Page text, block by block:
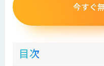
今すぐ
目次